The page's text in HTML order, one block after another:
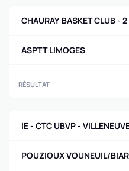
CHAURAY BASKET CLUB - 2
ASPTT LIMOGES
RÉSULTAT
IE - CTC UBVP -
POUZIOUX VOUNEUIL/